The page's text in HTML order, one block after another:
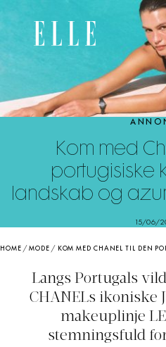
Kom med
portugisiske
landskab og
15/06/
HOME /MODE / KOM MED CHANEL TIL DEN
Langs Portugals
CHANELs ikoniske
makeuplinje
stemningsfuld